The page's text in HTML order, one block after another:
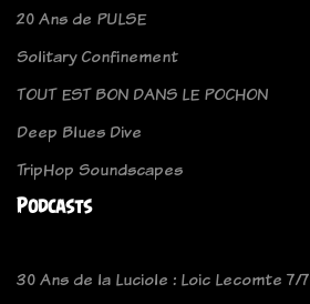
20 Ans de PULSE
Solitary Confinement
TOUT EST BON DANS LE POCHON
Deep Blues Dive
TripHop Soundscapes
Podcasts
30 Ans de la Luciole : Loic Lecomte 7/7